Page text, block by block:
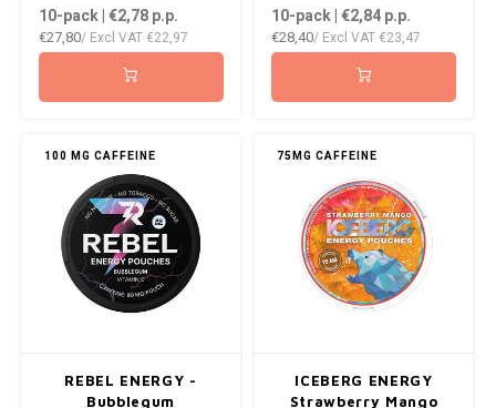
10-pack | €2,78p.p.
€27,80/ Excl VAT €22,97
10-pack | €2,84p.p.
€28,40/ Excl VAT €23,47
100 MG CAFFEINE
REBEL ENERGY -
Bubblegum
75MG CAFFEINE
ICEBERG ENERGY
Strawberry Mango